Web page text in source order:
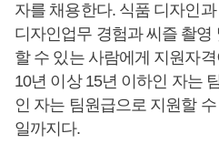
자를 채용한다. 식품 디자인
디자인업무 경험과 씨즐 촬영
할 수 있는 사람에게 지원자
10년 이상 15년 이하인 자는
인 자는 팀원급으로 지원할
일까지다.